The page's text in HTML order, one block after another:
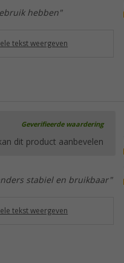
hebben"
tekst weergeven
Geverifieerde waardering
dit product aanbevelen
stabiel en bruikbaar"
tekst weergeven